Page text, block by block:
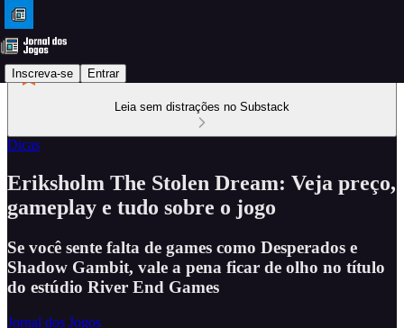
Inscreva-se Entrar
Leia sem distrações no Substack
Dicas
Eriksholm The Stolen Dream: Veja preço,
gameplay e tudo sobre o jogo
Se você sente falta de games como Desperados e
Shadow Gambit, vale a pena ficar de olho no título
do estúdio River End Games
Jornal dos Jogos